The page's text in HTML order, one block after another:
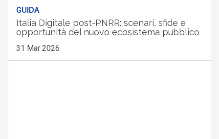
GUIDA
Italia Digitale post-PNRR: scenari, sfide e
opportunità del nuovo ecosistema pubblico
31 Mar 2026